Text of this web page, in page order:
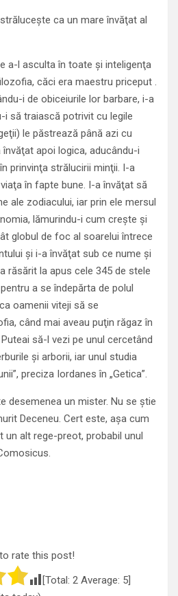
ca un mare învăţat al
a-l asculta în toate şi inteligenţa
căci era maestru priceput .
i de obiceiurile lor barbare, i-a
să traiască potrivit cu legile
le păstrează până azi cu
apoi logica, aducându-i
prinvinţa strălucirii minţii. I-a
în fapte bune. I-a învăţat să
ale zodiacului, iar prin ele mersul
lămurindu-i cum creşte şi
globul de foc al soarelui întrece
şi i-a învăţat sub ce nume şi
răsărit la apus cele 345 de stele
a se îndepărta de polul
oamenii viteji să se
când mai aveau puţin răgaz în
să-l vezi pe unul cercetând
şi arborii, iar unul studia
preciza Iordanes în „Getica”.
desemenea un mister. Nu se ştie
Deceneu. Cert este, aşa cum
alt rege-preot, probabil unul
rate this post!
[Total: 2Average: 5]